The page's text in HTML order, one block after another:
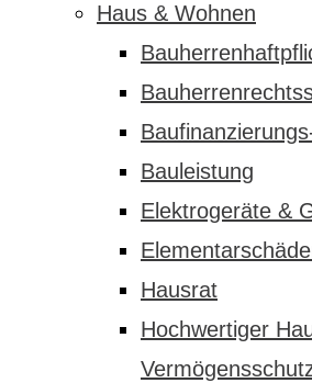
Haus & Wohnen
Bauleistung
Elektrogeräte &
Hausrat
Hochwertiger